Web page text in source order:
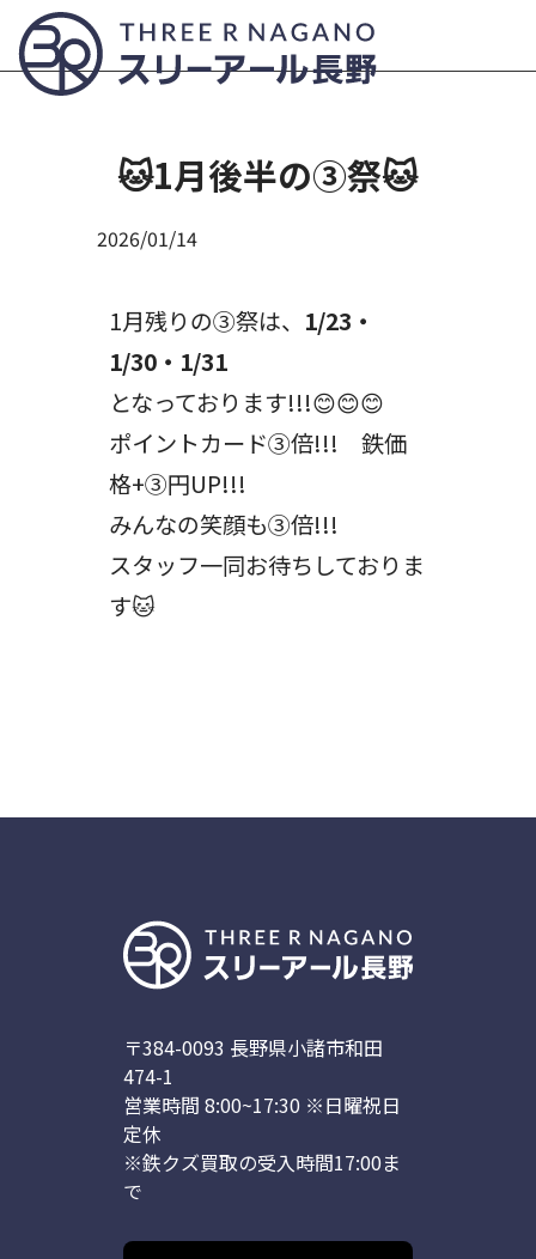
Submit
🐱1月後半の③祭🐱
2026/01/14
1月残りの③祭は、 1/23・
1/30・1/31
となっております!!!😊😊😊
ポイントカード③倍!!! 鉄価
格+③円UP!!!
みんなの笑顔も③倍!!!
スタッフ一同お待ちしておりま
す🐱
〒384-0093 長野県小諸市和田
474-1
営業時間 8:00~17:30 ※日曜祝日
定休
※鉄クズ買取の受入時間17:00ま
で